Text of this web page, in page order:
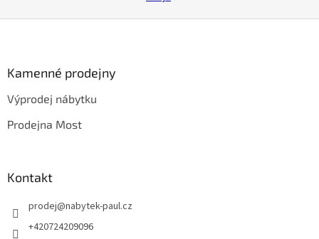
Kamenné prodejny
Výprodej nábytku
Prodejna Most
Kontakt
prodej@nabytek-paul.cz
+420724209096